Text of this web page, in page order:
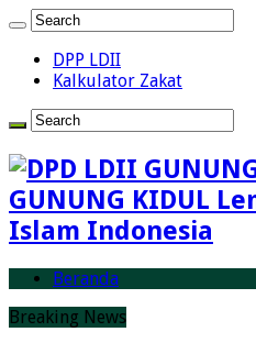
DPP LDII
Kalkulator Zakat
GUNUNG KIDUL
Islam Indonesia
Beranda
Breaking News